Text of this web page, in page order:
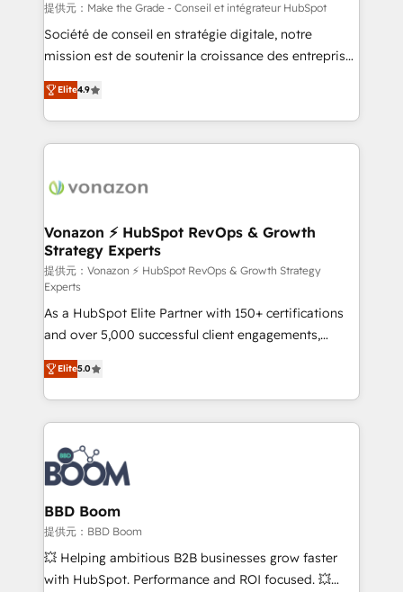
travers le changement, tout en centrant vos objectifs
d’entreprise. Grâce à une méthodologie éprouvée
auprès de plus de 400 clients, nous comprenons
HubSpot dans votre organisation. Pour toute
question technique ou besoin de structuration de
提供元：Make the Grade - Conseil et intégrateur HubSpot
Société de conseil en stratégie digitale, notre
mission est de soutenir la croissance des entreprises
B2B à travers l’acquisition de nouveaux clients,
l'intégration CRM et le développement des revenus
auprès de vos comptes existants. En France et à
l'international, nous travaillons avec des ETI
delà d’une simple transformation digitale et des
➤ L’intégration de CRM et de méthodologie RevOps
pour aligner les équipes marketing, commerciales et
support client (data migration, synchronisation API,
audit et maintenance) ➤ La création de sites internet
de conversion qui transforment les visiteurs en
opportunités d'affaires ➤ La mise en place de
stratégies d'acquisition marketing (SEO, SEA,
inbound, automatisation marketing, ABM, IA,
emailing) Informations clés : - 10 ans d'expérience -
100+ intégrations CRM HubSpot réussies - 40
experts conseil - 150 certifications HubSpot
cumulées
Elite4.9
Vonazon ⚡ HubSpot RevOps & Growth
Strategy Experts
提供元：Vonazon ⚡ HubSpot RevOps & Growth Strategy
Experts
As a HubSpot Elite Partner with 150+ certifications
and over 5,000 successful client engagements,
Vonazon turns marketing complexity into
measurable, scalable growth. From onboarding to
enterprise-grade campaigns, our in-house team
builds scalable strategies that drive long-term
revenue. ⚙️ HubSpot Integration & Optimization •
Seamless CRM, CMS, and automation setup •
Complex platform migrations and data cleanups •
Custom APIs and third-party integrations 📈 End-to-
End Revenue Acceleration • Lifecycle marketing and
pipeline growth programs • Sales enablement tools
and CRM optimization • Retention strategies with
Elite5.0
BBD Boom
提供元：BBD Boom
💥 Helping ambitious B2B businesses grow faster
with HubSpot. Performance and ROI focused. 💥